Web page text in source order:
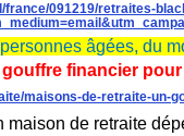
france/091219/retraites-
âgées, du
gouffre financier
maisons-de-retraite-un-
maison de retraite